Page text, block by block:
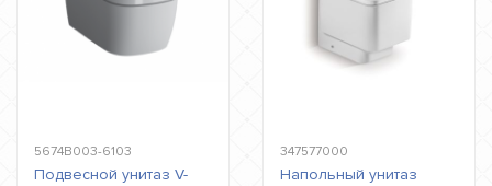
5674B003-6103
Подвесной унитаз V-
347577000
Напольный унитаз